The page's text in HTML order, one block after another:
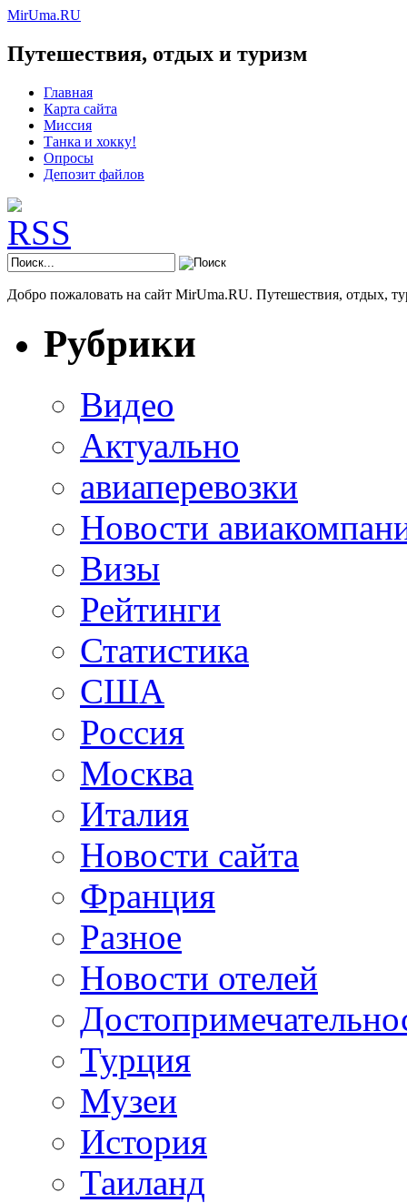
MirUma.RU
Путешествия, отдых и туризм
Главная
Карта сайта
Миссия
Танка и хокку!
Опросы
Депозит файлов
Добро пожаловать на сайт MirUma.RU. Путешествия, отдых,
Рубрики
Видео
Актуально
авиаперевозки
Новости
Визы
Рейтинги
Статистика
США
Россия
Москва
Италия
Новости сайта
Франция
Разное
Новости отелей
Турция
Музеи
История
Таиланд